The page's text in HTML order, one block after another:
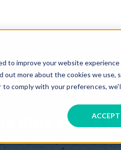
to improve your website
more about the cookies we use,
comply with your preferences,
ACCEPT
guía sobre